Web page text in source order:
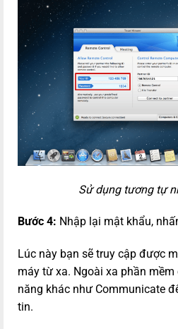
Sử dụng tương tự
Bước 4: Nhập lại mật khẩu,
Lúc này bạn sẽ truy cập được
máy từ xa. Ngoài xa phần
năng khác như Communicate
tin.